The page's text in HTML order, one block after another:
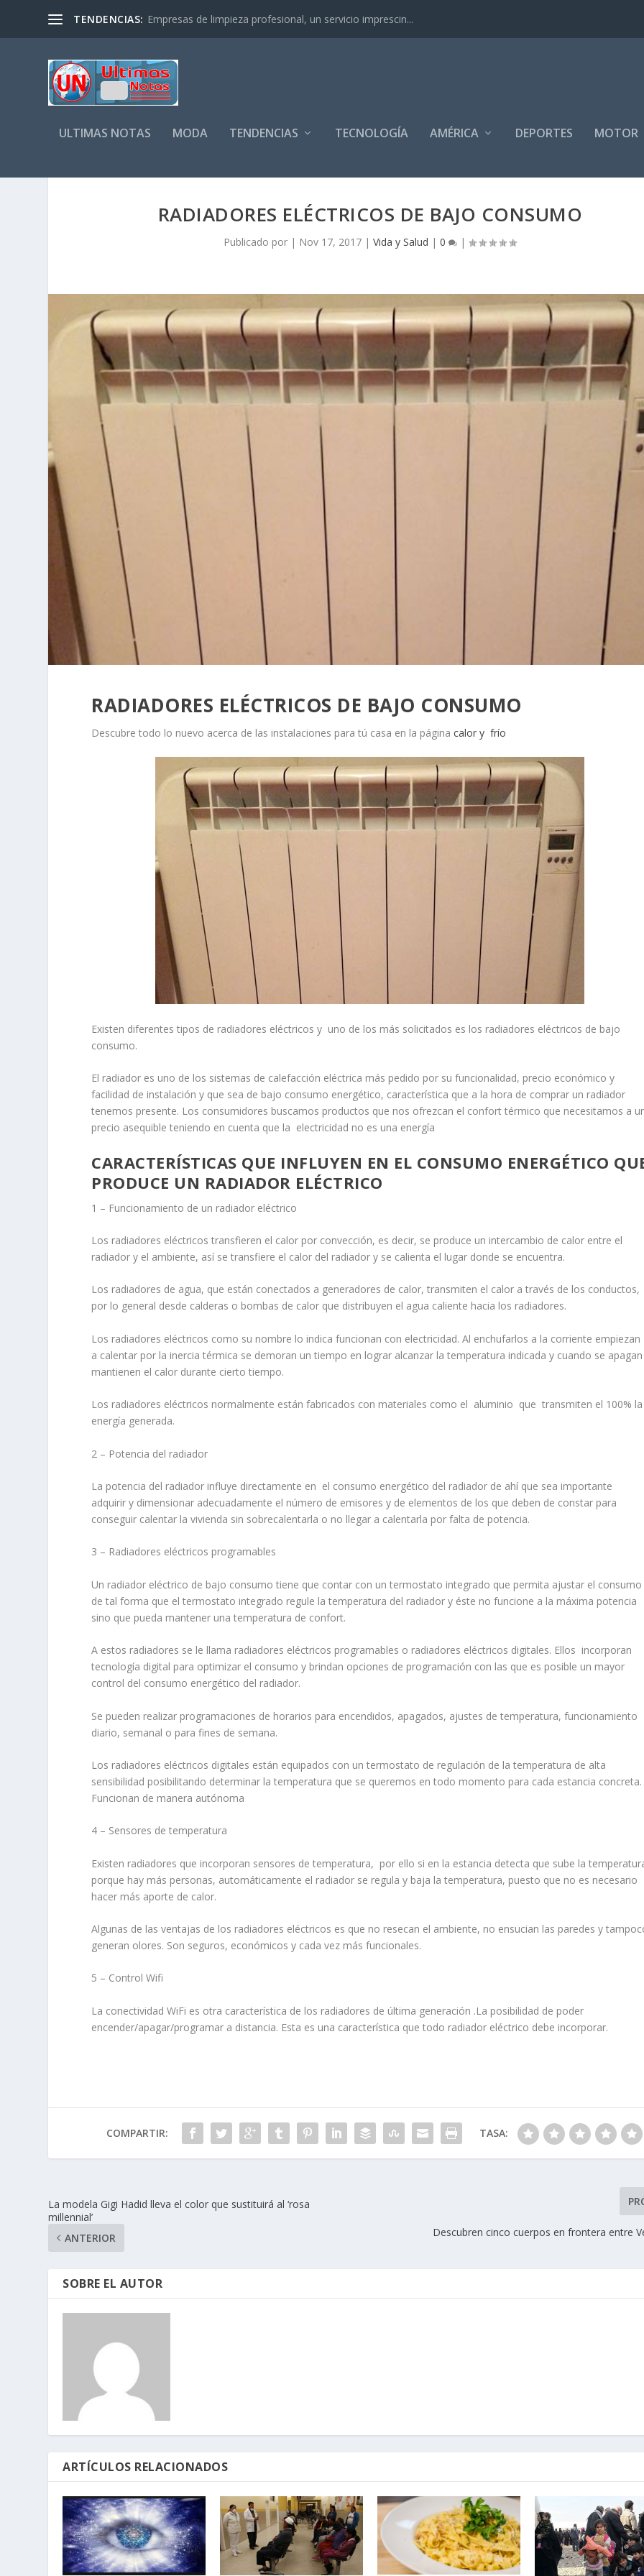
TENDENCIAS: Empresas de limpieza profesional, un servicio imprescin...
ULTIMAS NOTAS MODA TENDENCIAS TECNOLOGÍA AMÉRICA DEPORTES MOTOR
RADIADORES ELÉCTRICOS DE BAJO CONSUMO
Publicado por | Nov 17, 2017 |Vida y Salud |0 |
RADIADORES ELÉCTRICOS DE BAJO CONSUMO
Descubre todo lo nuevo acerca de las instalaciones para tú casa en la páginacalor y frío
Existen diferentes tipos de radiadores eléctricos y uno de los más solicitados es los radiadores eléctricos de bajo
consumo.
El radiador es uno de los sistemas de calefacción eléctrica más pedido por su funcionalidad, precio económico y
facilidad de instalación y que sea de bajo consumo energético, característica que a la hora de comprar un radiador
tenemos presente. Los consumidores buscamos productos que nos ofrezcan el confort térmico que necesitamos a
precio asequible teniendo en cuenta que la electricidad no es una energía
CARACTERÍSTICAS QUE INFLUYEN EN EL CONSUMO ENERGÉTICO
PRODUCE UN RADIADOR ELÉCTRICO
1 – Funcionamiento de un radiador eléctrico
Los radiadores eléctricos transfieren el calor por convección, es decir, se produce un intercambio de calor entre el
radiador y el ambiente, así se transfiere el calor del radiador y se calienta el lugar donde se encuentra.
Los radiadores de agua, que están conectados a generadores de calor, transmiten el calor a través de los conductos,
por lo general desde calderas o bombas de calor que distribuyen el agua caliente hacia los radiadores.
Los radiadores eléctricos como su nombre lo indica funcionan con electricidad. Al enchufarlos a la corriente empiezan
a calentar por la inercia térmica se demoran un tiempo en lograr alcanzar la temperatura indicada y cuando se apagan
mantienen el calor durante cierto tiempo.
Los radiadores eléctricos normalmente están fabricados con materiales como el aluminio que transmiten el 100% la
energía generada.
2 – Potencia del radiador
La potencia del radiador influye directamente en el consumo energético del radiador de ahí que sea importante
adquirir y dimensionar adecuadamente el número de emisores y de elementos de los que deben de constar para
conseguir calentar la vivienda sin sobrecalentarla o no llegar a calentarla por falta de potencia.
3 – Radiadores eléctricos programables
Un radiador eléctrico de bajo consumo tiene que contar con un termostato integrado que permita ajustar el consumo
de tal forma que el termostato integrado regule la temperatura del radiador y éste no funcione a la máxima potencia
sino que pueda mantener una temperatura de confort.
A estos radiadores se le llama radiadores eléctricos programables o radiadores eléctricos digitales. Ellos incorporan
tecnología digital para optimizar el consumo y brindan opciones de programación con las que es posible un mayor
control del consumo energético del radiador.
Se pueden realizar programaciones de horarios para encendidos, apagados, ajustes de temperatura, funcionamiento
diario, semanal o para fines de semana.
Los radiadores eléctricos digitales están equipados con un termostato de regulación de la temperatura de alta
sensibilidad posibilitando determinar la temperatura que se queremos en todo momento para cada estancia concreta.
Funcionan de manera autónoma
4 – Sensores de temperatura
Existen radiadores que incorporan sensores de temperatura, por ello si en la estancia detecta que sube la
porque hay más personas, automáticamente el radiador se regula y baja la temperatura, puesto que no es necesario
hacer más aporte de calor.
Algunas de las ventajas de los radiadores eléctricos es que no resecan el ambiente, no ensucian las paredes y
generan olores. Son seguros, económicos y cada vez más funcionales.
5 – Control Wifi
La conectividad WiFi es otra característica de los radiadores de última generación .La posibilidad de poder
encender/apagar/programar a distancia. Esta es una característica que todo radiador eléctrico debe incorporar.
COMPARTIR: TASA:
La modela Gigi Hadid lleva el color que sustituirá al ‘rosa
millennial’
ANTERIOR
Descubren cinco cuerpos en frontera entre
SOBRE EL AUTOR
ARTÍCULOS RELACIONADOS